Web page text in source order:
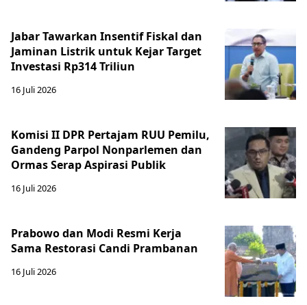
Jabar Tawarkan Insentif Fiskal dan
Jaminan Listrik untuk Kejar Target
Investasi Rp314 Triliun
16 Juli 2026
Komisi II DPR Pertajam RUU Pemilu,
Gandeng Parpol Nonparlemen dan
Ormas Serap Aspirasi Publik
16 Juli 2026
Prabowo dan Modi Resmi Kerja
Sama Restorasi Candi Prambanan
16 Juli 2026